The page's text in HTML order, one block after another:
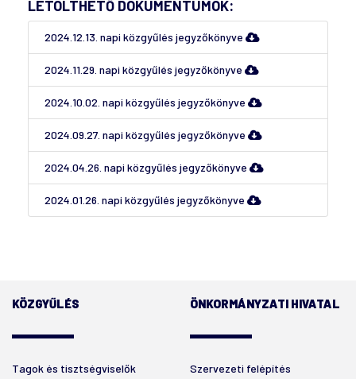
LETÖLTHETŐ DOKUMENTUMOK:
2024.12.13. napi közgyűlés jegyzőkönyve
2024.11.29. napi közgyűlés jegyzőkönyve
2024.10.02. napi közgyűlés jegyzőkönyve
2024.09.27. napi közgyűlés jegyzőkönyve
2024.04.26. napi közgyűlés jegyzőkönyve
2024.01.26. napi közgyűlés jegyzőkönyve
KÖZGYŰLÉS
Tagok és tisztségviselők
ÖNKORMÁNYZATI HIVATAL
Szervezeti felépítés